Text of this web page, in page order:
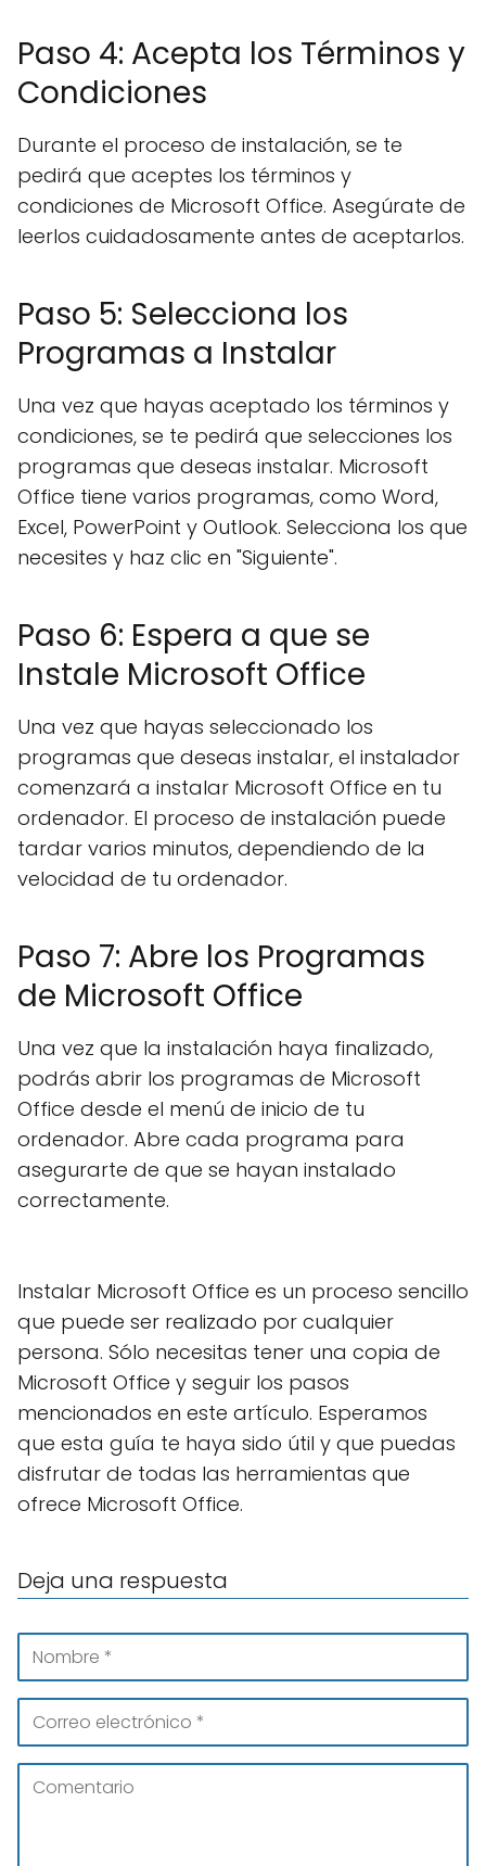
Paso 4: Acepta los Términos y
Condiciones
Durante el proceso de instalación, se te
pedirá que aceptes los términos y
condiciones de Microsoft Office. Asegúrate de
leerlos cuidadosamente antes de aceptarlos.
Paso 5: Selecciona los
Programas a Instalar
Una vez que hayas aceptado los términos y
condiciones, se te pedirá que selecciones los
programas que deseas instalar. Microsoft
Office tiene varios programas, como Word,
Excel, PowerPoint y Outlook. Selecciona los que
necesites y haz clic en "Siguiente".
Paso 6: Espera a que se
Instale Microsoft Office
Una vez que hayas seleccionado los
programas que deseas instalar, el instalador
comenzará a instalar Microsoft Office en tu
ordenador. El proceso de instalación puede
tardar varios minutos, dependiendo de la
velocidad de tu ordenador.
Paso 7: Abre los Programas
de Microsoft Office
Una vez que la instalación haya finalizado,
podrás abrir los programas de Microsoft
Office desde el menú de inicio de tu
ordenador. Abre cada programa para
asegurarte de que se hayan instalado
correctamente.
Instalar Microsoft Office es un proceso sencillo
que puede ser realizado por cualquier
persona. Sólo necesitas tener una copia de
Microsoft Office y seguir los pasos
mencionados en este artículo. Esperamos
que esta guía te haya sido útil y que puedas
disfrutar de todas las herramientas que
ofrece Microsoft Office.
Deja una respuesta